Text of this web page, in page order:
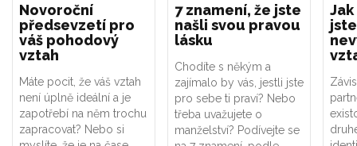
Novoroční
předsevzetí pro
váš pohodový
vztah
Máte pocit, že váš vztah
není úplně ideální a je
zapotřebí na něm trochu
zapracovat? Nebo si
7 znamení, že jste
našli svou pravou
lásku
Chodíte s někým a
zajímalo by vás, jestli jste
pro sebe ti praví? Nebo
třeba uvažujete o
manželství? Podívejte se